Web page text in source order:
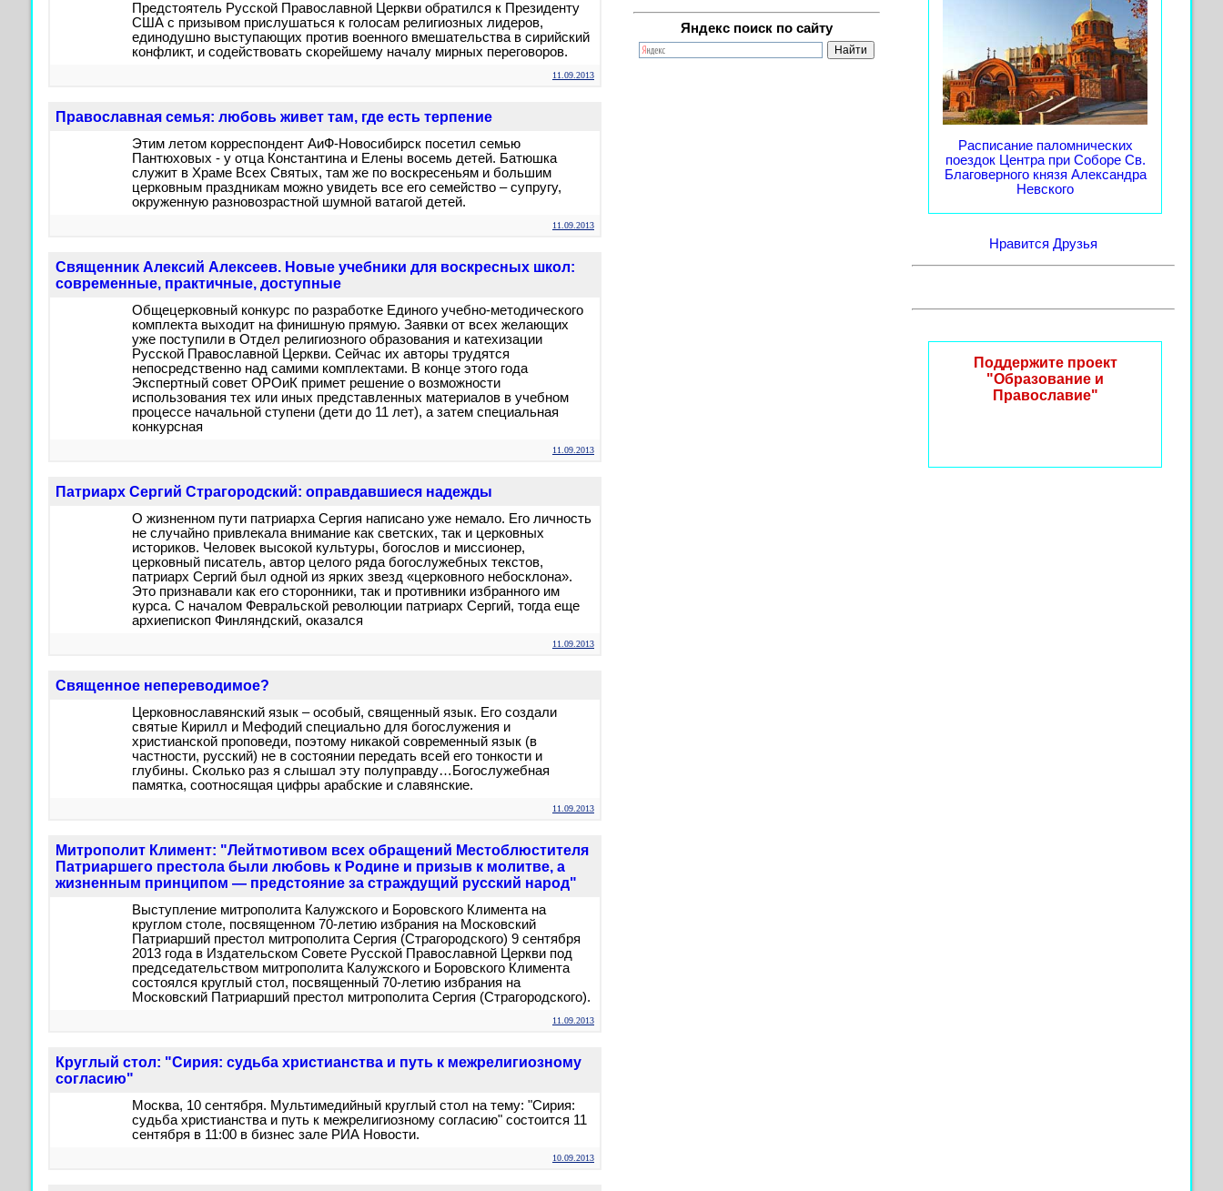
Предстоятель Русской Православной Церкви обратился к Президенту
США с призывом прислушаться к голосам религиозных лидеров,
единодушно выступающих против военного вмешательства в сирийский
конфликт, и содействовать скорейшему началу мирных переговоров.
11.09.2013
Православная семья: любовь живет там, где есть терпение
Этим летом корреспондент АиФ-Новосибирск посетил семью
Пантюховых - у отца Константина и Елены восемь детей. Батюшка
служит в Храме Всех Святых, там же по воскресеньям и большим
церковным праздникам можно увидеть все его семейство – супругу,
окруженную разновозрастной шумной ватагой детей.
11.09.2013
Священник Алексий Алексеев. Новые учебники для воскресных школ:
современные, практичные, доступные
Общецерковный конкурс по разработке Единого учебно-методического
комплекта выходит на финишную прямую. Заявки от всех желающих
уже поступили в Отдел религиозного образования и катехизации
Русской Православной Церкви. Сейчас их авторы трудятся
непосредственно над самими комплектами. В конце этого года
Экспертный совет ОРОиК примет решение о возможности
использования тех или иных представленных материалов в учебном
процессе начальной ступени (дети до 11 лет), а затем специальная
конкурсная
11.09.2013
Патриарх Сергий Страгородский: оправдавшиеся надежды
О жизненном пути патриарха Сергия написано уже немало. Его личность
не случайно привлекала внимание как светских, так и церковных
историков. Человек высокой культуры, богослов и миссионер,
церковный писатель, автор целого ряда богослужебных текстов,
патриарх Сергий был одной из ярких звезд «церковного небосклона».
Это признавали как его сторонники, так и противники избранного им
курса. С началом Февральской революции патриарх Сергий, тогда еще
архиепископ Финляндский, оказался
11.09.2013
Священное непереводимое?
Церковнославянский язык – особый, священный язык. Его создали
святые Кирилл и Мефодий специально для богослужения и
христианской проповеди, поэтому никакой современный язык (в
частности, русский) не в состоянии передать всей его тонкости и
глубины. Сколько раз я слышал эту полуправду…Богослужебная
памятка, соотносящая цифры арабские и славянские.
11.09.2013
Митрополит Климент: "Лейтмотивом всех обращений Местоблюстителя
Патриаршего престола были любовь к Родине и призыв к молитве, а
жизненным принципом — предстояние за страждущий русский народ"
Выступление митрополита Калужского и Боровского Климента на
круглом столе, посвященном 70-летию избрания на Московский
Патриарший престол митрополита Сергия (Страгородского) 9 сентября
2013 года в Издательском Совете Русской Православной Церкви под
председательством митрополита Калужского и Боровского Климента
состоялся круглый стол, посвященный 70-летию избрания на
Московский Патриарший престол митрополита Сергия (Страгородского).
11.09.2013
Круглый стол: "Сирия: судьба христианства и путь к межрелигиозному
согласию"
Москва, 10 сентября. Мультимедийный круглый стол на тему: "Сирия:
судьба христианства и путь к межрелигиозному согласию" состоится 11
сентября в 11:00 в бизнес зале РИА Новости.
10.09.2013
Яндекс поиск по сайту
Расписание паломнических
поездок Центра при Соборе Св.
Благоверного князя Александра
Невского
Нравится Друзья
Поддержите проект
"Образование и
Православие"